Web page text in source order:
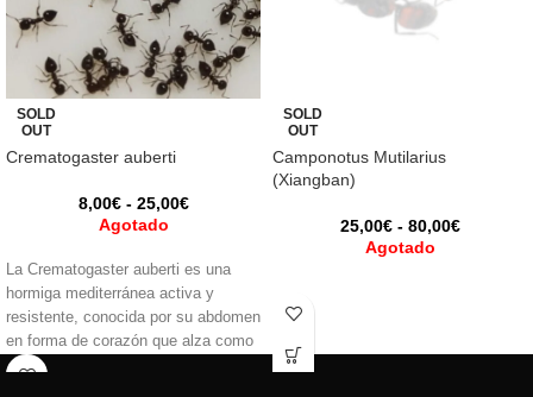
SOLD
OUT
Crematogaster auberti
8,00€ - 25,00€
Agotado
La Crematogaster auberti es una
hormiga mediterránea activa y
resistente, conocida por su abdomen
en forma de corazón que alza como
defensa. Omnívora y cazadora
SOLD
OUT
Camponotus Mutilarius
(Xiangban)
25,00€ - 80,00€
Agotado